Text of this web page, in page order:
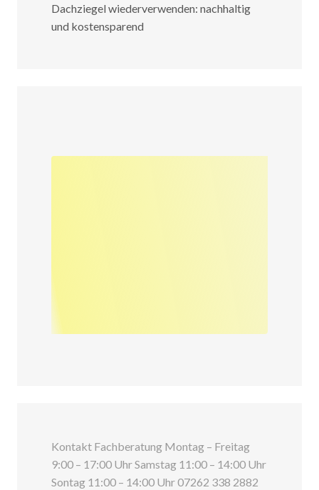
Dachziegel wiederverwenden: nachhaltig
und kostensparend
Kontakt Fachberatung Montag – Freitag
9:00 – 17:00 Uhr Samstag 11:00 – 14:00 Uhr
Sontag 11:00 – 14:00 Uhr 07262 338 2882